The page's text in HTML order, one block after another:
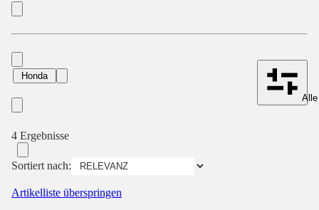
Honda
4 Ergebnisse
Sortiert nach:
Artikelliste überspringen